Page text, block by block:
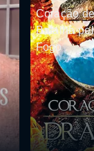
Coração
Batalha
Fogo